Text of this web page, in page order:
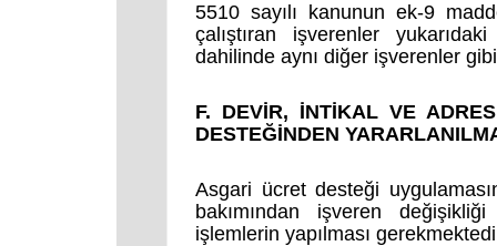
5510 sayılı kanunun ek-9
çalıştıran işverenler
dahilinde aynı diğer işverenler
F. DEVİR, İNTİKAL VE
DESTEĞİNDEN
Asgari ücret desteği
bakımından işveren
işlemlerin yapılması